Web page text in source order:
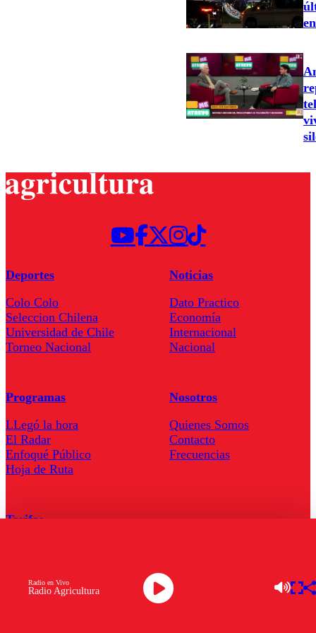
Radio Agricultura
Radio en Vivo
Deportes
Colo Colo
Seleccion Chilena
Universidad de Chile
Torneo Nacional
Noticias
Dato Practico
Economía
Internacional
Nacional
Programas
LLegó la hora
El Radar
Enfoqué Público
Hoja de Ruta
Nosotros
Quienes Somos
Contacto
Frecuencias
Tarifas